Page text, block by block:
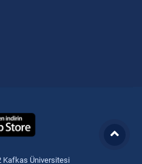
Kafkas Üniversitesi